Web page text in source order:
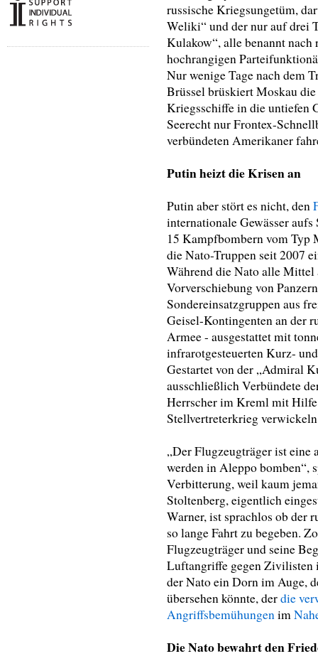
russische Kriegsungetüm,
Weliki“ und der nur auf drei
Kulakow“, alle benannt
hochrangigen
Nur wenige Tage nach dem
Brüssel brüskiert Moskau
Kriegsschiffe in die untiefen
Seerecht nur Frontex-
verbündeten Amerikaner
Putin heizt die Krisen an
Putin aber stört es nicht, den
internationale Gewässer
15 Kampfbombern vom Typ
die Nato-Truppen seit 2007
Während die Nato alle Mittel
Vorverschiebung von
Sondereinsatzgruppen aus
Geisel-Kontingenten an der
Armee - ausgestattet mit
infrarotgesteuerten Kurz-
Gestartet von der „Admiral
ausschließlich Verbündete
Herrscher im Kreml mit
Stellvertreterkrieg
„Der Flugzeugträger ist eine
werden in Aleppo bomben“,
Verbitterung, weil kaum
Stoltenberg, eigentlich
Warner, ist sprachlos ob der
so lange Fahrt zu begeben.
Flugzeugträger und seine
Luftangriffe gegen Zivilisten
der Nato ein Dorn im Auge,
übersehen könnte, derdie
Angriffsbemühungenim
Die Nato bewahrt den